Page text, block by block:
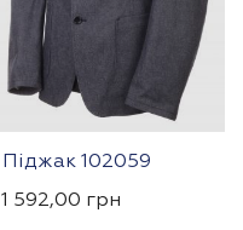
Піджак 102059
1 592,00 грн